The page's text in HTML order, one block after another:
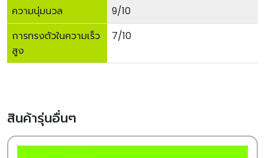
ความนุ่มนวล
9/10
การทรงตัวในความเร็ว
สูง
7/10
สินค้ารุ่นอื่นๆ